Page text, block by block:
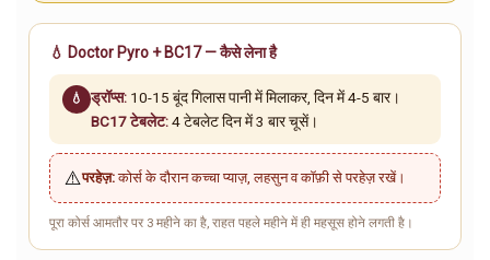
💧 Doctor Pyro + BC17 — कैसे लेना है
💧 ड्रॉप्स: 10-15 बूंद गिलास पानी में मिलाकर, दिन में 4-5 बार।
BC17 टेबलेट:4 टेबलेट दिन में 3 बार चूसें।
⚠️परहेज़:कोर्स के दौरान कच्चा प्याज़, लहसुन व कॉफ़ी से परहेज़ रखें।
पूरा कोर्स आमतौर पर 3 महीने का है, राहत पहले महीने में ही महसूस होने लगती है।